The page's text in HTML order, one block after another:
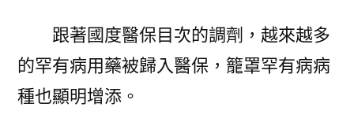
跟著國度醫保目次的調劑，越來越多
的罕有病用藥被歸入醫保，籠罩罕有病病
種也顯明增添。